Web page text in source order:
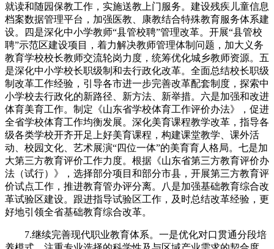
就读和随园保教工作，实施送教上门服务。建设残疾儿童信息
档案数据管理平台，加强医教、康教结合特殊教育服务体系建
设。四是深化中小学教师“县管校聘”管理改革。开展“县管校
聘”示范区建设项目，着力解决教师管理体制问题，加大义务
教育学校校长教师交流轮岗力度，统筹优化城乡教师资源。五
是深化中小学校长职级制和去行政化改革。全面总结校长职级
制改革工作经验，引导各市进一步完善改革配套制度，探索中
小学校去行政化的新路径、新方法、新举措。六是加强和改进
体育美育工作。制定《山东省学校体育工作评价办法》，促进
全省学校体育工作均衡发展。深化美育课程教学改革，指导各
级各类学校开齐开足上好美育课程，构建课堂教学、课外活
动、校园文化、艺术展演“四位一体”的美育育人格局。七是加
大第三方教育评价工作力度。根据《山东省第三方教育评价办
法（试行）》，选择部分项目和部分市县，开展第三方教育评
价试点工作，推进教育管办评分离。八是加强基础教育综合改
革试验区建设。跟进指导试验区工作，及时总结改革经验，更
好地引领全省基础教育综合改革。
7.继续完善现代职业教育体系。一是优化对口贯通分段培